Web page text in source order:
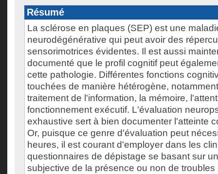
Résumé
La sclérose en plaques (SEP) est une
neurodégénérative qui peut avoir des
sensorimotrices évidentes. Il est aussi
documenté que le profil cognitif peut
cette pathologie. Différentes fonctions
touchées de manière hétérogène,
traitement de l'information, la mémoire,
fonctionnement exécutif. L'évaluation
exhaustive sert à bien documenter l'atteinte
Or, puisque ce genre d'évaluation peut
heures, il est courant d'employer dans les
questionnaires de dépistage se basant sur
subjective de la présence ou non de troubles